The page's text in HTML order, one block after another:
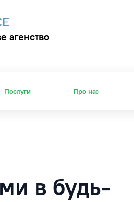
агенство
Послуги Про нас
в будь-